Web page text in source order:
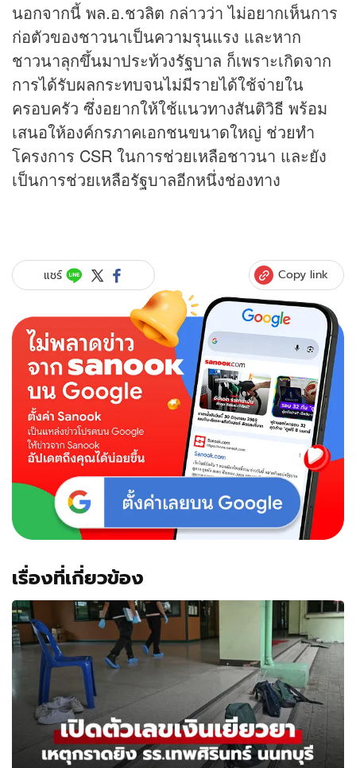
นอกจากนี้ พล.อ.ชวลิต กล่าวว่า ไม่อยากเห็นการ
ก่อตัวของชาวนาเป็นความรุนแรง และหาก
ชาวนาลุกขึ้นมาประท้วงรัฐบาล ก็เพราะเกิดจาก
การได้รับผลกระทบจนไม่มีรายได้ใช้จ่ายใน
ครอบครัว ซึ่งอยากให้ใช้แนวทางสันติวิธี พร้อม
เสนอให้องค์กรภาคเอกชนขนาดใหญ่ ช่วยทำ
โครงการ CSR ในการช่วยเหลือชาวนา และยัง
เป็นการช่วยเหลือรัฐบาลอีกหนึ่งช่องทาง
แชร์ Copy link
เรื่องที่เกี่ยวข้อง